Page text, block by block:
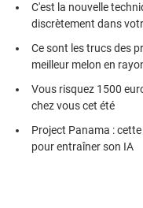
C'est la nouvelle
discrètement dans
Ce sont les trucs des
meilleur melon en
Vous risquez 1500
chez vous cet été
Project Panama :
pour entraîner son IA